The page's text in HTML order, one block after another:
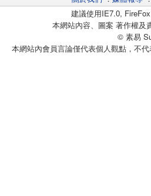
建議使用IE7.0,
本網站內容、圖案 著作權及
© 素易
本網站內會員言論僅代表個人觀點，不